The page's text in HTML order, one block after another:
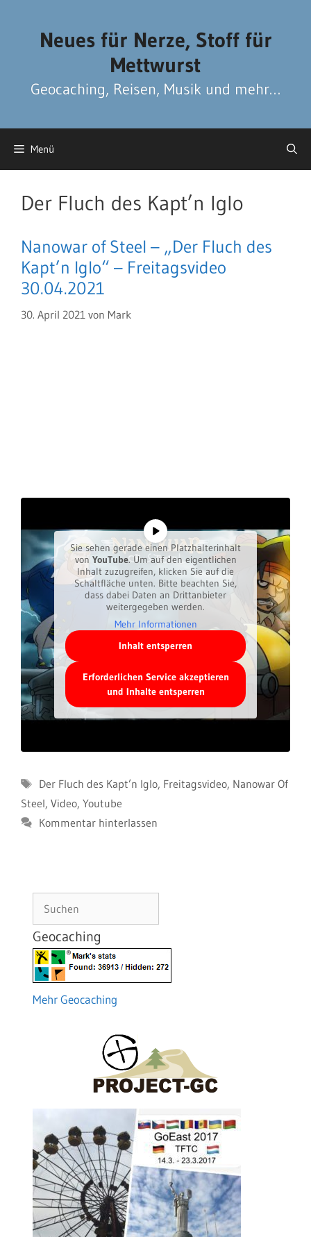
Neues für Nerze, Stoff für
Mettwurst
Geocaching, Reisen, Musik und mehr…
Menü
Der Fluch des Kapt’n Iglo
Nanowar of Steel – „Der Fluch des
Kapt’n Iglo“ – Freitagsvideo
30.04.2021
30. April 2021 von Mark
Sie sehen gerade einen Platzhalterinhalt
von YouTube. Um auf den eigentlichen
Inhalt zuzugreifen, klicken Sie auf die
Schaltfläche unten. Bitte beachten Sie,
dass dabei Daten an Drittanbieter
weitergegeben werden.
Mehr Informationen
Inhalt entsperren
Erforderlichen Service akzeptieren
und Inhalte entsperren
Schlagwörter
Der Fluch des Kapt’n Iglo, Freitagsvideo, Nanowar Of
Steel, Video, Youtube
Kommentar hinterlassen
Suchen
Geocaching
Mehr Geocaching